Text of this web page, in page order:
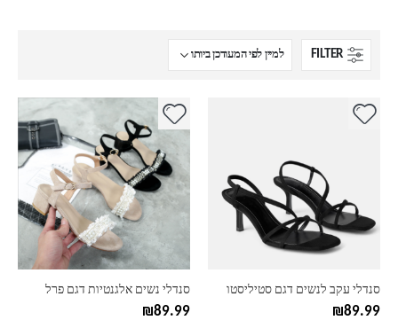
FILTER
סנדלי עקב לנשים דגם סטיליסטו
₪89.99
למוצר
לבחור
בעמוד
המוצר
סנדלי נשים אלגנטיות דגם פרל
₪89.99
למוצר
מספר
סוגים.
ניתן
האפשרויות
בעמוד
המוצר